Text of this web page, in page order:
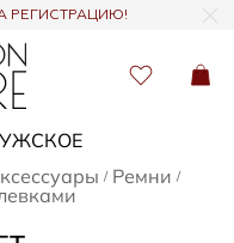
РЕГИСТРАЦИЮ!
/ Ремни /